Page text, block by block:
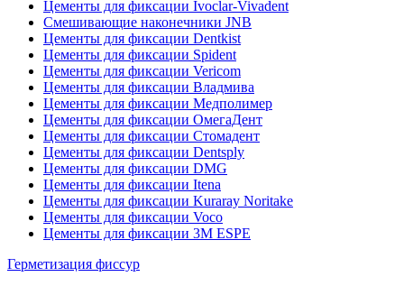
Цементы для фиксации Ivoclar-Vivadent
Смешивающие наконечники JNB
Цементы для фиксации Dentkist
Цементы для фиксации Spident
Цементы для фиксации Vericom
Цементы для фиксации Владмива
Цементы для фиксации Медполимер
Цементы для фиксации ОмегаДент
Цементы для фиксации Стомадент
Цементы для фиксации Dentsply
Цементы для фиксации DMG
Цементы для фиксации Itena
Цементы для фиксации Kuraray Noritake
Цементы для фиксации Voco
Цементы для фиксации 3M ESPE
Герметизация фиссур